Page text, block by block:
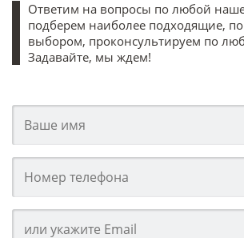
Ответим на вопросы по любой
подберем наиболее подходящие,
выбором, проконсультируем по
Задавайте, мы ждем!